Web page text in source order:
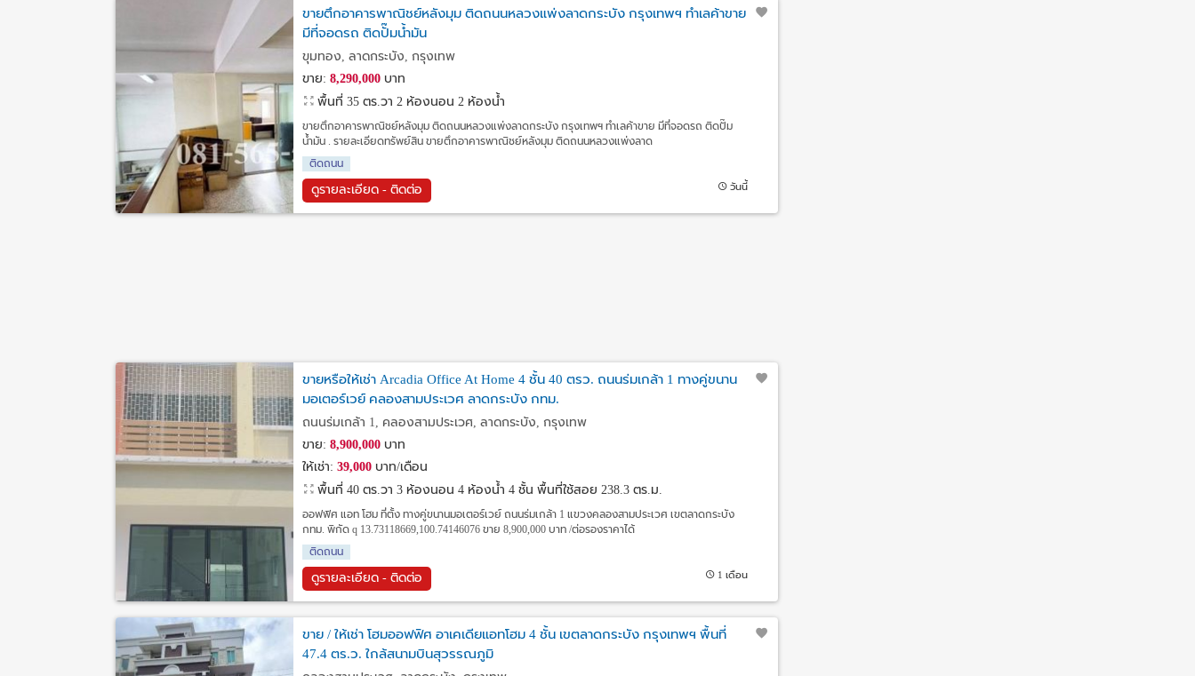
ขายตึกอาคารพาณิชย์หลังมุม ติดถนนหลวงแพ่งลาดกระบัง กรุงเทพฯ ทำเลค้าขาย
มีที่จอดรถ ติดปั๊มน้ำมัน
ขุมทอง, ลาดกระบัง, กรุงเทพ
ขาย: 8,290,000 บาท
พื้นที่ 35 ตร.วา 2 ห้องนอน 2 ห้องน้ำ
ขายตึกอาคารพาณิชย์หลังมุม ติดถนนหลวงแพ่งลาดกระบัง กรุงเทพฯ ทำเลค้าขาย มีที่จอดรถ ติดปั๊ม
น้ำมัน . รายละเอียดทรัพย์สิน ขายตึกอาคารพาณิชย์หลังมุม ติดถนนหลวงแพ่งลาด
ติดถนน
ดูรายละเอียด - ติดต่อ วันนี้
ขายหรือให้เช่า Arcadia Office At Home 4 ชั้น 40 ตรว. ถนนร่มเกล้า 1 ทางคู่ขนาน
มอเตอร์เวย์ คลองสามประเวศ ลาดกระบัง กทม.
ถนนร่มเกล้า 1, คลองสามประเวศ, ลาดกระบัง, กรุงเทพ
ขาย: 8,900,000 บาท
ให้เช่า: 39,000 บาท/เดือน
พื้นที่ 40 ตร.วา 3 ห้องนอน 4 ห้องน้ำ 4 ชั้น พื้นที่ใช้สอย 238.3 ตร.ม.
ออฟฟิศ แอท โฮม ที่ตั้ง ทางคู่ขนานมอเตอร์เวย์ ถนนร่มเกล้า 1 แขวงคลองสามประเวศ เขตลาดกระบัง
กทม. พิกัด q 13.73118669,100.74146076 ขาย 8,900,000 บาท /ต่อรองราคาได้
ติดถนน
ดูรายละเอียด - ติดต่อ 1 เดือน
ขาย / ให้เช่า โฮมออฟฟิศ อาเคเดียแอทโฮม 4 ชั้น เขตลาดกระบัง กรุงเทพฯ พื้นที่
47.4 ตร.ว. ใกล้สนามบินสุวรรณภูมิ